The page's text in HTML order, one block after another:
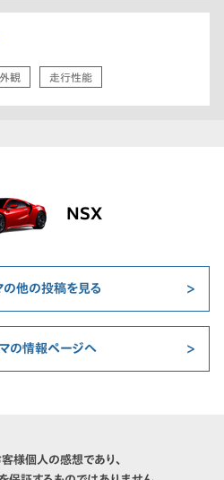
外観 走行性能
NSX
の他の投稿を見る
の情報ページへ
様個人の感想であり、